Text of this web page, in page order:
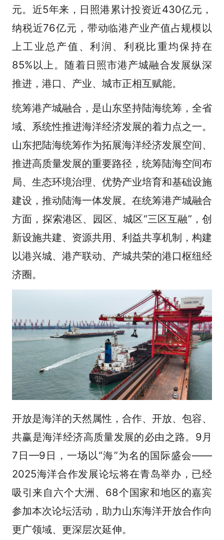
元。近5年来，日照港累计投资近430亿元，
纳税近76亿元，带动临港产业产值占规模以
上工业总产值、利润、利税比重均保持在
85%以上。随着日照市港产城融合发展纵深
推进，港口、产业、城市正相互赋能。
统筹港产城融合，是山东坚持陆海统筹，全省
域、系统性推进海洋经济发展的着力点之一。
山东把陆海统筹作为拓展海洋经济发展空间、
推进高质量发展的重要路径，统筹陆海空间布
局、生态环境治理、优势产业培育和基础设施
建设，推动陆海一体发展。在统筹港产城融合
方面，探索港区、园区、城区“三区互融”，创
新设施共建、资源共用、利益共享机制，构建
以港兴城、港产联动、产城共荣的港口枢纽经
济圈。
开放是海洋的天然属性，合作、开放、包容、
共赢是海洋经济高质量发展的必由之路。9月
7日—9日，一场以“海”为名的国际盛会——
2025海洋合作发展论坛将在青岛举办，已经
吸引来自六个大洲、68个国家和地区的嘉宾
参加本次论坛活动，助力山东海洋开放合作向
更广领域、更深层次延伸。